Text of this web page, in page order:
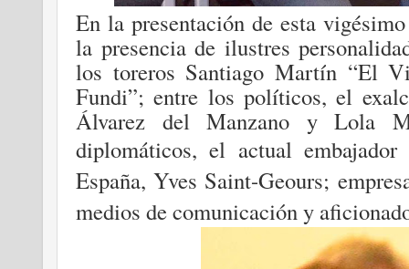
En la presentación de esta
la presencia de ilustres
los toreros Santiago Martín “El
Fundi”; entre los políticos, el
Álvarez del Manzano y Lola
diplomáticos, el actual
España, Yves Saint-Geours;
medios de comunicación y